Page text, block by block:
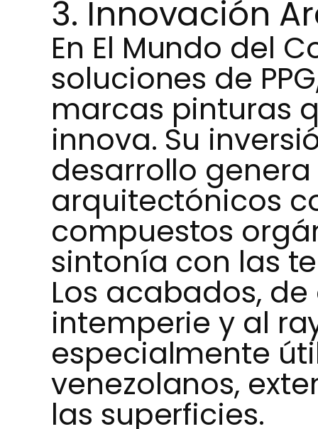
3. Innovación
En El Mundo del
soluciones de
marcas pinturas
innova. Su
desarrollo
arquitectónicos
compuestos
sintonía con las
Los acabados,
intemperie y al
especialmente
venezolanos,
las superficies.